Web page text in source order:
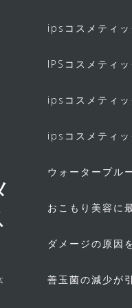
ipsコスメティ
IPSコスメティ
ipsコスメティッ
ipsコスメティ
ウォータープル
おこもり美容に
ダメージの原因
善玉菌の減少が